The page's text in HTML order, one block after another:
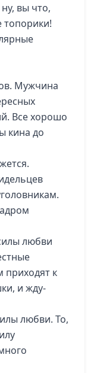
вы что,
топорики!
Мужчина
Все хорошо
кина до
любви
к
и жду-
любви. То,